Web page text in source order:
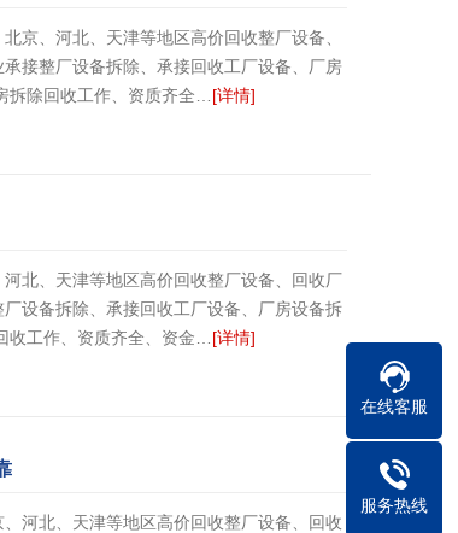
京、河北、天津等地区高价回收整厂设备、
接整厂设备拆除、承接回收工厂设备、厂房
拆除回收工作、资质齐全… [详情]
北、天津等地区高价回收整厂设备、回收厂
设备拆除、承接回收工厂设备、厂房设备拆
收工作、资质齐全、资金… [详情]
河北、天津等地区高价回收整厂设备、回收
在线客服
服务热线